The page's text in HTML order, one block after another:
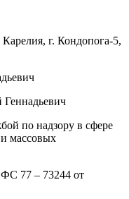
г. Кондопога-5,
Геннадьевич
по надзору в сфере
массовых
77 – 73244 от